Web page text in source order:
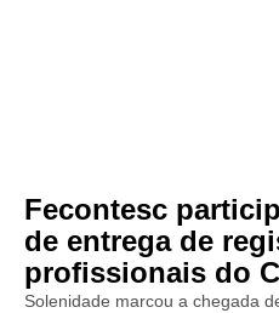
Fecontesc
de entrega de
profissionais do
Solenidade marcou a chegada